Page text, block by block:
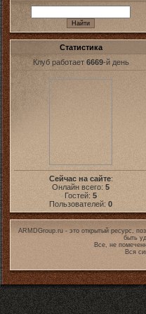
Статистика
Клуб работает 6669-й день
Сейчас на сайте:
Онлайн всего: 5
Гостей: 5
Пользователей: 0
ARMDGroup.ru - это открытый ресурс,
быть
Все, не
Вся